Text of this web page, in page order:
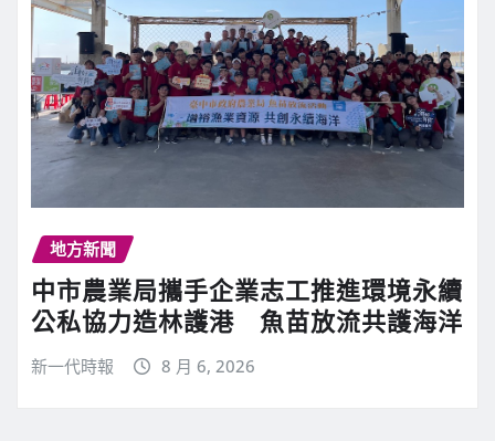
地方新聞
中市農業局攜手企業志工推進環境永續
公私協力造林護港 魚苗放流共護海洋
新一代時報 8 月 6, 2026